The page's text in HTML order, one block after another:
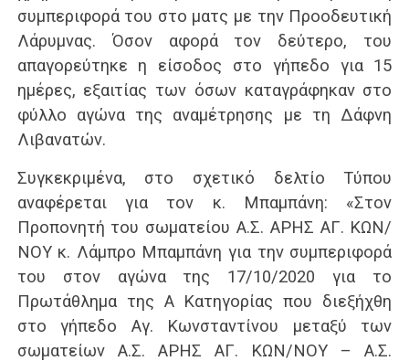
συμπεριφορά του στο ματς με την Προοδευτική
Λάρυμνας. Όσον αφορά τον δεύτερο, του
απαγορεύτηκε η είσοδος στο γήπεδο για 15
ημέρες, εξαιτίας των όσων καταγράφηκαν στο
φύλλο αγώνα της αναμέτρησης με τη Δάφνη
Λιβανατών.
Συγκεκριμένα, στο σχετικό δελτίο Τύπου
αναφέρεται για τον κ. Μπαμπάνη: «Στον
Προπονητή του σωματείου Α.Σ. ΑΡΗΣ ΑΓ. ΚΩΝ/
ΝΟΥ κ. Λάμπρο Μπαμπάνη για την συμπεριφορά
του στον αγώνα της 17/10/2020 για το
Πρωτάθλημα της Α Κατηγορίας που διεξήχθη
στο γήπεδο Αγ. Κωνσταντίνου μεταξύ των
σωματείων Α.Σ. ΑΡΗΣ ΑΓ. ΚΩΝ/ΝΟΥ – Α.Σ.